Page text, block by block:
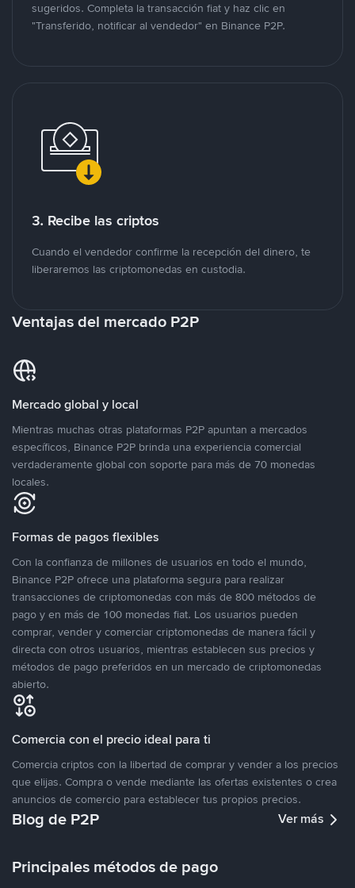
sugeridos. Completa la transacción fiat y haz clic en
"Transferido, notificar al vendedor" en Binance P2P.
3. Recibe las criptos
Cuando el vendedor confirme la recepción del dinero, te
liberaremos las criptomonedas en custodia.
Ventajas del mercado P2P
Mercado global y local
Mientras muchas otras plataformas P2P apuntan a mercados
específicos, Binance P2P brinda una experiencia comercial
verdaderamente global con soporte para más de 70 monedas
locales.
Formas de pagos flexibles
Con la confianza de millones de usuarios en todo el mundo,
Binance P2P ofrece una plataforma segura para realizar
transacciones de criptomonedas con más de 800 métodos de
pago y en más de 100 monedas fiat. Los usuarios pueden
comprar, vender y comerciar criptomonedas de manera fácil y
directa con otros usuarios, mientras establecen sus precios y
métodos de pago preferidos en un mercado de criptomonedas
abierto.
Comercia con el precio ideal para ti
Comercia criptos con la libertad de comprar y vender a los precios
que elijas. Compra o vende mediante las ofertas existentes o crea
anuncios de comercio para establecer tus propios precios.
Blog de P2P Ver más
Principales métodos de pago